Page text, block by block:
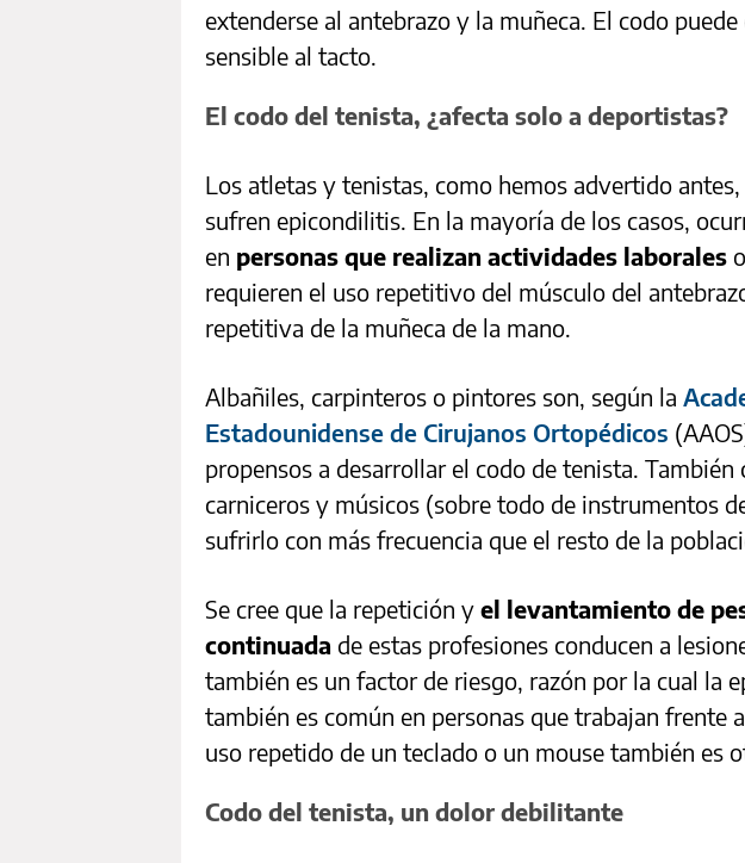
extenderse al antebrazo y la muñeca. El codo
sensible al tacto.
El codo del tenista, ¿afecta solo a deportistas?
Los atletas y tenistas, como hemos advertido
sufren epicondilitis. En la mayoría de los casos,
en personas que realizan actividades laborales
requieren el uso repetitivo del músculo del
repetitiva de la muñeca de la mano.
Albañiles, carpinteros o pintores son, según la
Estadounidense de Cirujanos Ortopédicos
propensos a desarrollar el codo de tenista. También
carniceros y músicos (sobre todo de instrumentos
sufrirlo con más frecuencia que el resto de la
Se cree que la repetición y el levantamiento de
continuada de estas profesiones conducen a
también es un factor de riesgo, razón por la cual la
también es común en personas que trabajan frente
uso repetido de un teclado o un mouse también es
Codo del tenista, un dolor debilitante